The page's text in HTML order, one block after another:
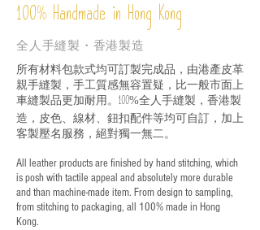
100% Handmade in Hong Kong
全人手縫製・香港製造
所有材料包款式均可訂製完成品，由港產皮革
親手縫製，手工質感無容置疑，比一般市面上
車縫製品更加耐用。 100%全人手縫製，香港製
造，皮色、線材、鈕扣配件等均可自訂，加上
客製壓名服務，絕對獨一無二。
All leather products are finished by hand stitching, which
is posh with tactile appeal and absolutely more durable
and than machine-made item. From design to sampling,
from stitching to packaging, all 100% made in Hong
Kong.